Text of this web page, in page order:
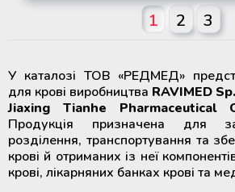
1 2 3
У каталозі ТОВ «РЕДМЕД»
для крові виробництва RAVIMED
Jiaxing Tianhe Pharmaceutical
Продукція призначена для
розділення, транспортування та
крові й отриманих із неї
крові, лікарняних банках крові та